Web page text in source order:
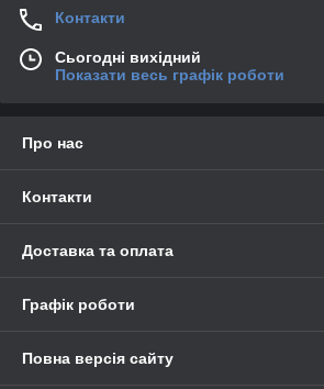
Контакти
Сьогодні вихідний
Показати весь графік роботи
Про нас
Контакти
Доставка та оплата
Графік роботи
Повна версія сайту